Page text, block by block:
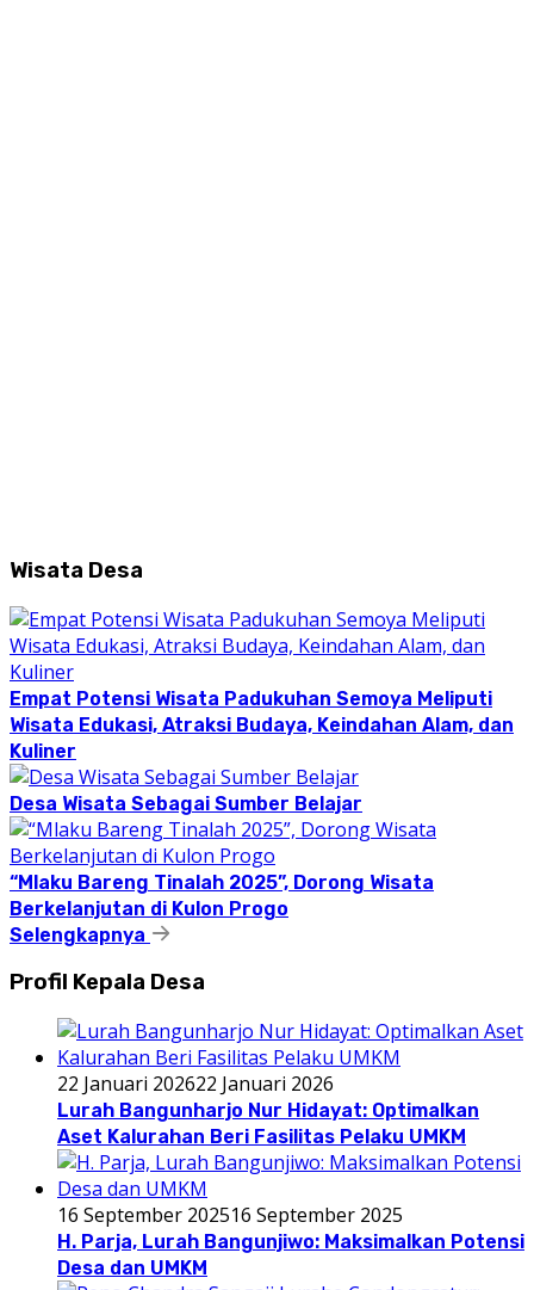
Wisata Desa
Empat Potensi Wisata Padukuhan Semoya Meliputi
Wisata Edukasi, Atraksi Budaya, Keindahan Alam, dan
Kuliner
Desa Wisata Sebagai Sumber Belajar
“Mlaku Bareng Tinalah 2025”, Dorong Wisata
Berkelanjutan di Kulon Progo
Selengkapnya
Profil Kepala Desa
22 Januari 202622 Januari 2026
Lurah Bangunharjo Nur Hidayat: Optimalkan
Aset Kalurahan Beri Fasilitas Pelaku UMKM
16 September 202516 September 2025
H. Parja, Lurah Bangunjiwo: Maksimalkan Potensi
Desa dan UMKM